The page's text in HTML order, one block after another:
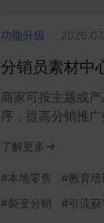
功能升级 ·
分销员素材中
商家可按主题或
序，提高分销推广
了解更多
#本地零售 #教育培
#裂变分销 #引流获